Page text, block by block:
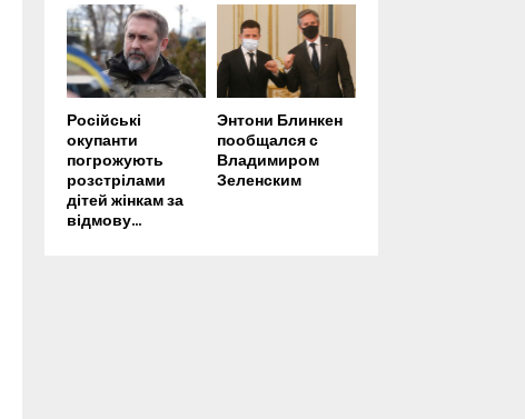
Російські
окупанти
погрожують
розстрілами
дітей жінкам за
відмову...
Энтони Блинкен
пообщался с
Владимиром
Зеленским